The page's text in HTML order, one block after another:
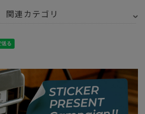
関連カテゴリ
HILLFARM ヒルファーム
ア・収納 調味料 ソース
スバー